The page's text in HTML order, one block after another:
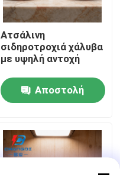
Ατσάλινη
σιδηροτροχιά χάλυβα
με υψηλή αντοχή
Αποστολή